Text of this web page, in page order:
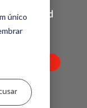
único
| Edenred